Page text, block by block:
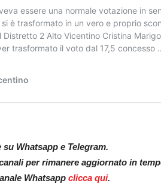
su Whatsapp e Telegram.
per rimanere aggiornato in
Whatsapp clicca qui.